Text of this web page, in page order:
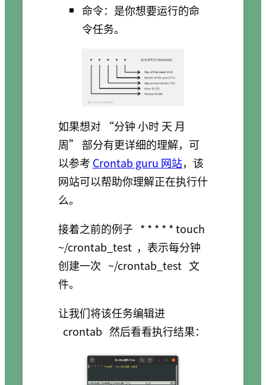
命令：是你想要运行的命
令任务。
如果想对 “分钟 小时 天 月
周” 部分有更详细的理解，可
以参考 Crontab guru 网站，该
网站可以帮助你理解正在执行什
么。
接着之前的例子 * * * * * touch
~/crontab_test ，表示每分钟
创建一次 ~/crontab_test 文
件。
让我们将该任务编辑进
crontab 然后看看执行结果：